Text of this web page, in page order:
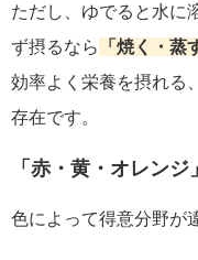
ただし、ゆでると水に
ず摂るなら
「焼く・蒸
効率よく栄養を摂れる
存在です。
「赤・黄・オレン
色によって得意分野が